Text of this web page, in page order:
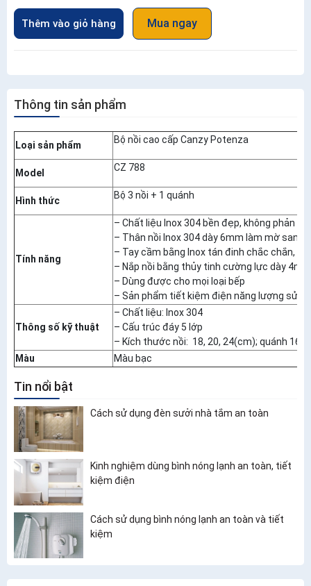
Thêm vào giỏ hàng Mua ngay
Thông tin sản phẩm
Loại sản phẩm Bộ nồi cao cấp Canzy Potenza
Model CZ 788
Hình thức Bộ 3 nồi + 1 quánh
Tính năng
– Chất liệu Inox 304 bền đẹp, không phản
– Thân nồi Inox 304 dày 6mm làm mờ sang
– Tay cầm bằng Inox tán đinh chắc chắn,
– Nắp nồi bằng thủy tinh cường lực dày
– Dùng được cho mọi loại bếp
– Sản phẩm tiết kiệm điện năng lượng sử
Thông số kỹ thuật
– Chất liệu: Inox 304
– Cấu trúc đáy 5 lớp
– Kích thước nồi: 18, 20, 24(cm); quánh 16
Màu
Màu bạc
Tin nổi bật
Cách sử dụng đèn sưởi nhà tắm an toàn
Kinh nghiệm dùng bình nóng lạnh an toàn, tiết
kiệm điện
Cách sử dụng bình nóng lạnh an toàn và tiết
kiệm